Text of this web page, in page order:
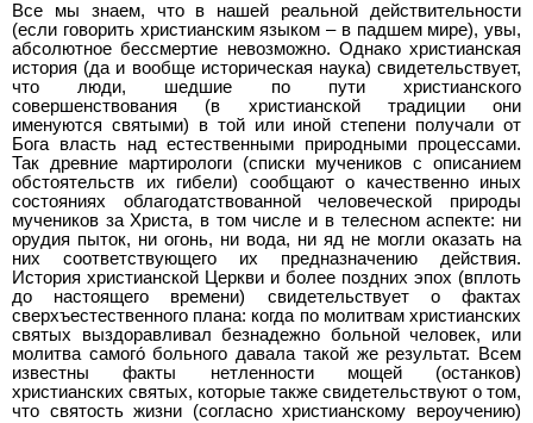
Все мы знаем, что в нашей реальной действительности
(если говорить христианским языком – в падшем мире), увы,
абсолютное бессмертие невозможно. Однако христианская
история (да и вообще историческая наука) свидетельствует,
что люди, шедшие по пути христианского
совершенствования (в христианской традиции они
именуются святыми) в той или иной степени получали от
Бога власть над естественными природными процессами.
Так древние мартирологи (списки мучеников с описанием
обстоятельств их гибели) сообщают о качественно иных
состояниях облагодатствованной человеческой природы
мучеников за Христа, в том числе и в телесном аспекте: ни
орудия пыток, ни огонь, ни вода, ни яд не могли оказать на
них соответствующего их предназначению действия.
История христианской Церкви и более поздних эпох (вплоть
до настоящего времени) свидетельствует о фактах
сверхъестественного плана: когда по молитвам христианских
святых выздоравливал безнадежно больной человек, или
молитва самого́ больного давала такой же результат. Всем
известны факты нетленности мощей (останков)
христианских святых, которые также свидетельствуют о том,
что святость жизни (согласно христианскому вероучению)